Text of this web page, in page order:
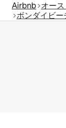
Airbnb オー
ボンダイビー